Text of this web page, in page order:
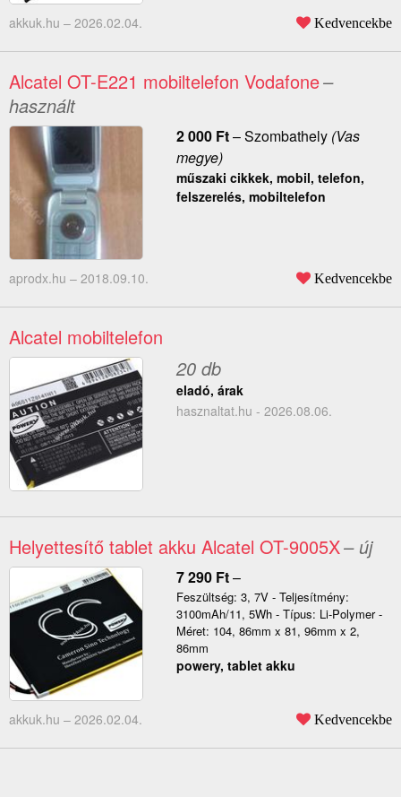
akkuk.hu – 2026.02.04. Kedvencekbe
Alcatel OT-E221 mobiltelefon Vodafone–
használt
2 000 Ft–Szombathely(Vas
megye)
műszaki cikkek, mobil, telefon,
felszerelés, mobiltelefon
aprodx.hu – 2018.09.10. Kedvencekbe
Alcatel mobiltelefon
20 db
eladó, árak
hasznaltat.hu - 2026.08.06.
Helyettesítő tablet akku Alcatel OT-9005X– új
7 290 Ft–
Feszültség: 3, 7V - Teljesítmény:
3100mAh/11, 5Wh - Típus: Li-Polymer -
Méret: 104, 86mm x 81, 96mm x 2,
86mm
powery, tablet akku
akkuk.hu – 2026.02.04. Kedvencekbe